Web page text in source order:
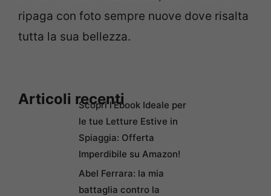
ripaga con foto sempre nuove dove risalta
tutta la sua bellezza.
Articoli recentiScopri l’Ebook Ideale per
le tue Letture Estive in
Spiaggia: Offerta
Imperdibile su Amazon!
Abel Ferrara: la mia
battaglia contro la